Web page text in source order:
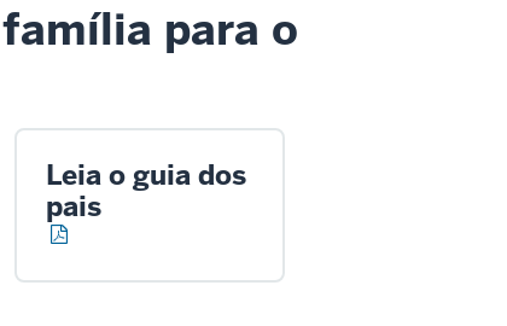
para o
Leia o guia dos
pais